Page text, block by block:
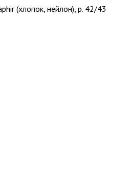
(хлопок, нейлон), р. 42/43